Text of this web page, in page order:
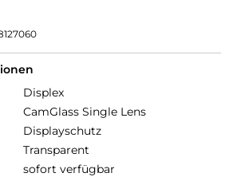
Displex
CamGlass Single Lens
Displayschutz
Transparent
sofort verfügbar